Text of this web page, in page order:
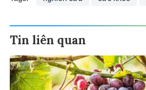
Tin liên quan